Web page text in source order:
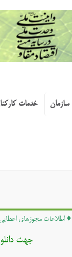
خدمات
♦ اطلاعات مجوزهای اعطایی
جهت